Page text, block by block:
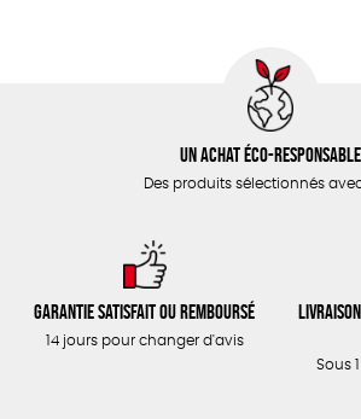
Un achat éco-responsable
Des produits sélectionnés
Garantie satisfait ou remboursé
14 jours pour changer d'avis
Sous